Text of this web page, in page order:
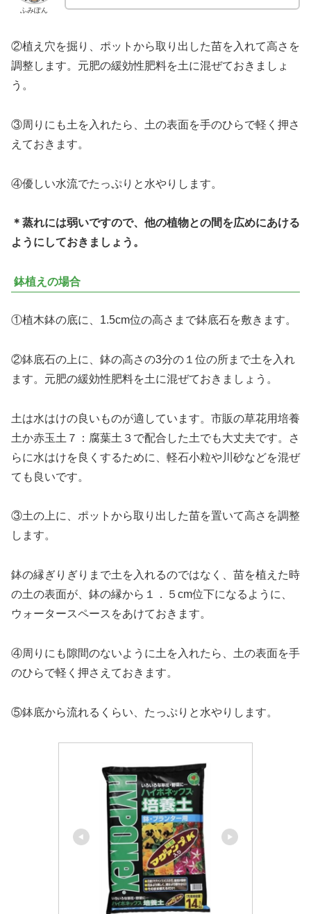
ふみぽん
②植え穴を掘り、ポットから取り出した苗を入れて高さを
調整します。元肥の緩効性肥料を土に混ぜておきましょ
う。
③周りにも土を入れたら、土の表面を手のひらで軽く押さ
えておきます。
④優しい水流でたっぷりと水やりします。
＊蒸れには弱いですので、他の植物との間を広めにあける
ようにしておきましょう。
鉢植えの場合
①植木鉢の底に、1.5cm位の高さまで鉢底石を敷きます。
②鉢底石の上に、鉢の高さの3分の１位の所まで土を入れ
ます。元肥の緩効性肥料を土に混ぜておきましょう。
土は水はけの良いものが適しています。市販の草花用培養
土か赤玉土７：腐葉土３で配合した土でも大丈夫です。さ
らに水はけを良くするために、軽石小粒や川砂などを混ぜ
ても良いです。
③土の上に、ポットから取り出した苗を置いて高さを調整
します。
鉢の縁ぎりぎりまで土を入れるのではなく、苗を植えた時
の土の表面が、鉢の縁から１．５cm位下になるように、
ウォータースペースをあけておきます。
④周りにも隙間のないように土を入れたら、土の表面を手
のひらで軽く押さえておきます。
⑤鉢底から流れるくらい、たっぷりと水やりします。